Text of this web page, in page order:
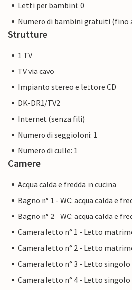
Letti per bambini: 0
Numero di bambini gratuiti (fino
Strutture
1 TV
TV via cavo
Impianto stereo e lettore CD
DK-DR1/TV2
Internet (senza fili)
Numero di seggioloni: 1
Numero di culle: 1
Camere
Acqua calda e fredda in cucina
Bagno n° 1 - WC: acqua calda e
Bagno n° 2 - WC: acqua calda e
Camera letto n° 1 - Letto
Camera letto n° 2 - Letto
Camera letto n° 3 - Letto singolo
Camera letto n° 4 - Letto singolo